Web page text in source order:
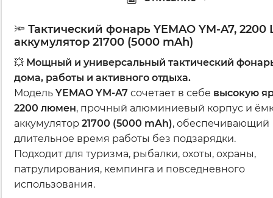
🔦 Тактический фонарь YEMAO YM-A7, 2200
аккумулятор 21700 (5000 mAh)
💥 Мощный и универсальный тактический
дома, работы и активного отдыха.
Модель YEMAO YM-A7 сочетает в себе высокую
2200 люмен, прочный алюминиевый корпус и
аккумулятор 21700 (5000 mAh), обеспечивающий
длительное время работы без подзарядки.
Подходит для туризма, рыбалки, охоты, охраны,
патрулирования, кемпинга и повседневного
использования.